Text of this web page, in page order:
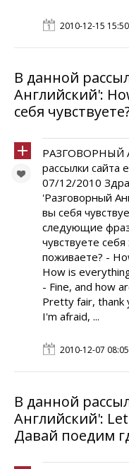
2010-12-15
В данной
Английский':
себя
РАЗГОВОРНЫЙ
рассылки сайта
07/12/2010
'Разговорный
вы себя
следующие
чувствуете
поживаете? -
How is
- Fine, and how
Pretty fair,
I'm afraid, ...
2010-12-07
В данной
Английский':
Давай поедим